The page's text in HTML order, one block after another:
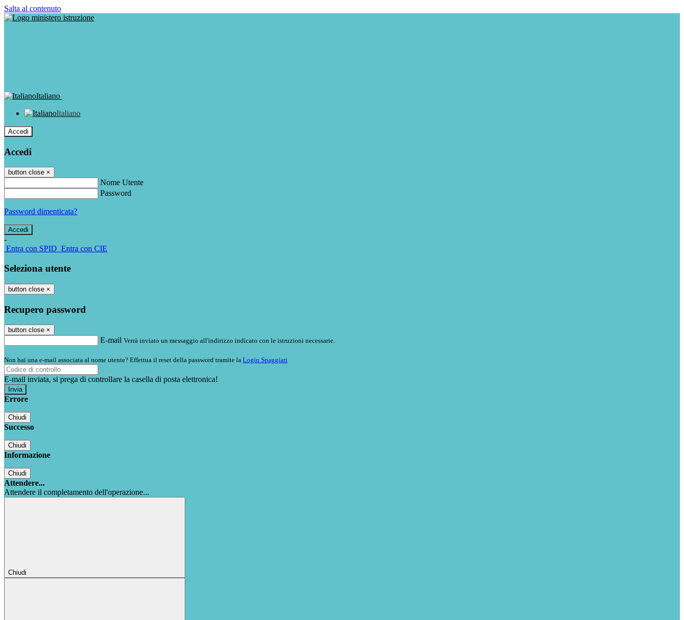
Salta al contenuto
Italiano
Italiano
Accedi
Accedi
button close ×
Nome Utente
Password
Password dimenticata?
-
Entra con SPID Entra con CIE
Seleziona utente
button close ×
Recupero password
button close ×
E-mail Verrà inviato un messaggio all'indirizzo indicato con le istruzioni necessarie.
Non hai una e-mail associata al nome utente? Effettua il reset della password tramite la Login Spaggiari
E-mail inviata, si prega di controllare la casella di posta elettronica!
Errore
Chiudi
Successo
Chiudi
Informazione
Chiudi
Attendere...
Attendere il completamento dell'operazione...
Chiudi